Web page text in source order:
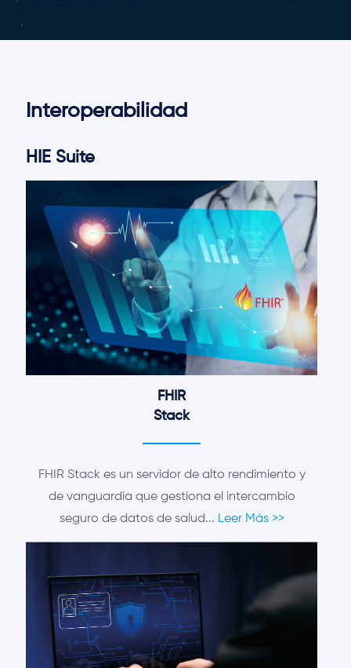
Interoperabilidad
HIE Suite
FHIR
Stack
FHIR Stack es un servidor de alto rendimiento y
de vanguardia que gestiona el intercambio
seguro de datos de salud... Leer Más >>